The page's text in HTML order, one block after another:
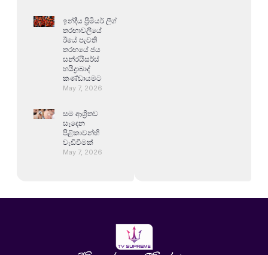
ඉන්දීය ප්‍රිමියර් ලීග්
තරඟාවලියේ
ඊයේ පැවති
තරඟයේ ජය
සන්රයිසර්ස්
හයිද්‍රාබාද්
කණ්ඩායමට
May 7, 2026
සම ආශ්‍රිතව
සෑදෙන
පිළිකාවන්හි
වැඩිවීමක්
May 7, 2026